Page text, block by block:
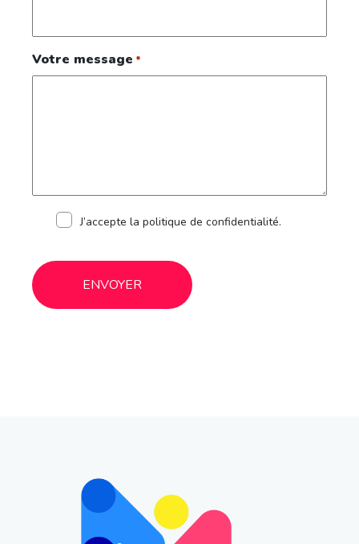
Votre message *
RGPD J’accepte la politique de confidentialité.